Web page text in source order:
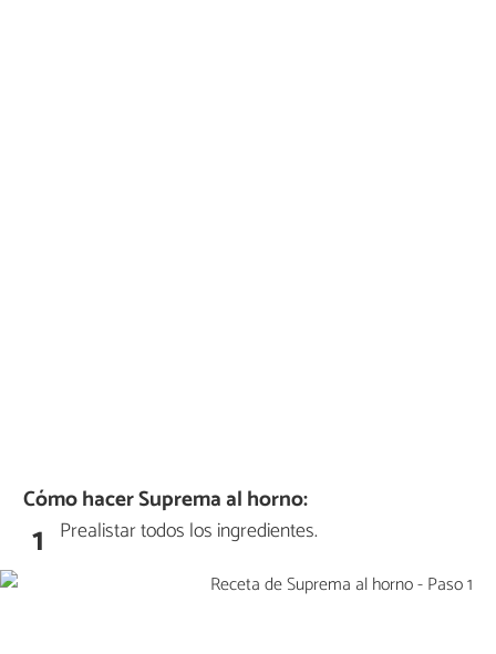
Cómo hacer Suprema al horno:
1 Prealistar todos los ingredientes.